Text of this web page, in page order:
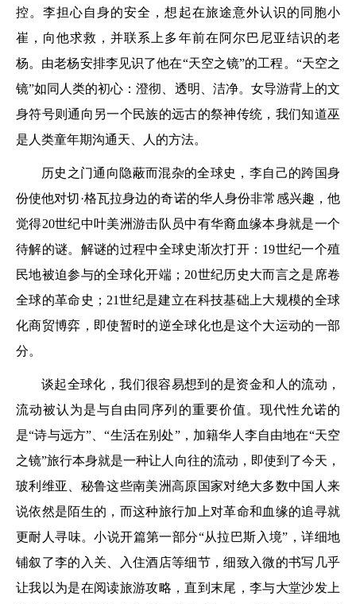
控。李担心自身的安全，想起在旅途意外认识的同胞小
崔，向他求救，并联系上多年前在阿尔巴尼亚结识的老
杨。由老杨安排李见识了他在“天空之镜”的工程。“天空之
镜”如同人类的初心：澄彻、透明、洁净。女导游背上的文
身符号则通向另一个民族的远古的祭神传统，我们知道巫
是人类童年期沟通天、人的方法。
历史之门通向隐蔽而混杂的全球史，李自己的跨国身
份使他对切·格瓦拉身边的奇诺的华人身份非常感兴趣，他
觉得20世纪中叶美洲游击队员中有华裔血缘本身就是一个
待解的谜。解谜的过程中全球史渐次打开：19世纪一个殖
民地被迫参与的全球化开端；20世纪历史大而言之是席卷
全球的革命史；21世纪是建立在科技基础上大规模的全球
化商贸博弈，即使暂时的逆全球化也是这个大运动的一部
分。
谈起全球化，我们很容易想到的是资金和人的流动，
流动被认为是与自由同序列的重要价值。现代性允诺的
是“诗与远方”、“生活在别处”，加籍华人李自由地在“天空
之镜”旅行本身就是一种让人向往的流动，即使到了今天，
玻利维亚、秘鲁这些南美洲高原国家对绝大多数中国人来
说依然是陌生的，而这种旅行加上对革命和血缘的追寻就
更耐人寻味。小说开篇第一部分“从拉巴斯入境”，详细地
铺叙了李的入关、入住酒店等细节，细致入微的书写几乎
让我以为是在阅读旅游攻略，直到末尾，李与大堂沙发上